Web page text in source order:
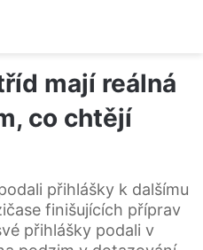
mají reálná
co chtějí
přihlášky k dalšímu
finišujících příprav
přihlášky podali v